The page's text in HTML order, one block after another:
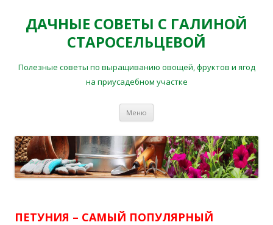
ДАЧНЫЕ СОВЕТЫ С ГАЛИНОЙ
СТАРОСЕЛЬЦЕВОЙ
Полезные советы по выращиванию овощей, фруктов и ягод
на приусадебном участке
Меню
ПЕТУНИЯ – САМЫЙ ПОПУЛЯРНЫЙ